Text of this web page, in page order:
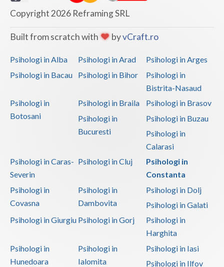
Copyright 2026 Reframing SRL
Built from scratch with byvCraft.ro
Psihologi in Alba Psihologi in Arad
Psihologi in Arges
Psihologi in Bacau
Psihologi in Bihor
Psihologi in
Bistrita-Nasaud
Psihologi in
Botosani
Psihologi in Braila
Psihologi in Brasov
Psihologi in
Bucuresti
Psihologi in Buzau
Psihologi in
Calarasi
Psihologi in Caras-
Severin
Psihologi in Cluj
Psihologi in
Constanta
Psihologi in
Covasna
Psihologi in
Dambovita
Psihologi in Dolj
Psihologi in Galati
Psihologi in Giurgiu Psihologi in Gorj
Psihologi in
Harghita
Psihologi in
Hunedoara
Psihologi in
Ialomita
Psihologi in Iasi
Psihologi in Ilfov